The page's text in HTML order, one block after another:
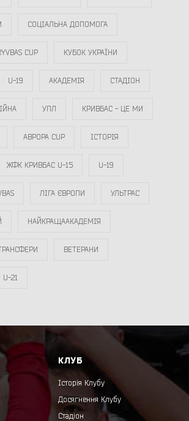
СОЦІАЛЬНА ДОПОМОГА
CUP КУБОК УКРАЇНИ
U-19 АКАДЕМІЯ СТАДІОН
УПЛ КРИВБАС - ЦЕ МИ
АВРОРА CUP ІСТОРІЯ
ЖФК КРИВБАС U-15 U-19
ЛІГА ЄВРОПИ УЛЬТРАС
НАЙКРАЩААКАДЕМІЯ
ВЕТЕРАНИ
U-21
КЛУБ
Історія Клубу
Досягнення Клубу
Стадіон